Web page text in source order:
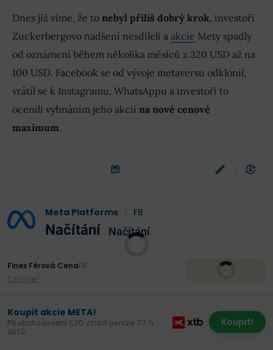
Dnes již víme, že to nebyl příliš dobrý krok, investoři
Zuckerbergovo nadšení nesdíleli a akcie Mety spadly
od oznámení během několika měsíců z 320 USD až na
100 USD. Facebook se od vývoje metaversu odklonil,
vrátil se k Instagramu, WhatsAppu a investoři to
ocenili vyhnáním jeho akcií na nové cenové
maximum.
Meta Platforms FB
Načítání Načítání
Finex Férová CenaFB
Co to je?
Koupit akcie META!
Při obchodování CFD ztrácí peníze 77 %
účtů.
Koupit!